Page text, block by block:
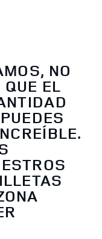
NO
EL